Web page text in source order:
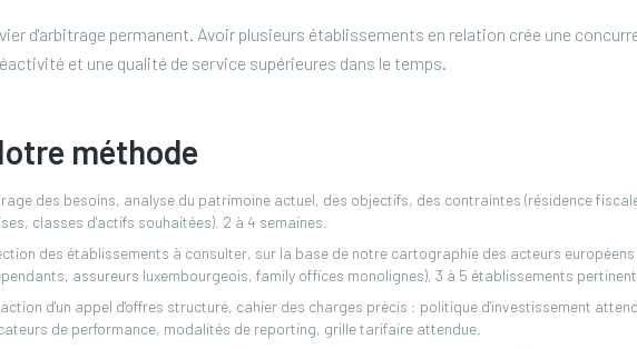
d'arbitrage permanent. Avoir plusieurs établissements en relation crée une
et une qualité de service supérieures dans le temps.
méthode
des besoins, analyse du patrimoine actuel, des objectifs, des contraintes (résidence
classes d'actifs souhaitées). 2 à 4 semaines.
des établissements à consulter, sur la base de notre cartographie des acteurs
assureurs luxembourgeois, family offices monolignes), 3 à 5 établissements
d'un appel d'offres structuré, cahier des charges précis : politique d'investissement
de performance, modalités de reporting, grille tarifaire attendue.